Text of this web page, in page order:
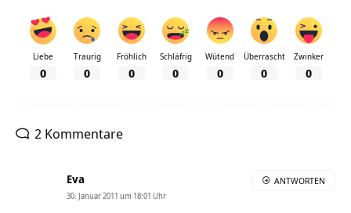
Liebe
0
Traurig
0
Fröhlich
0
Schläfrig
0
Wütend
0
Überrascht
0
Zwinker
0
2 Kommentare
Eva
30. Januar 2011 um 18:01 Uhr
ANTWORTEN